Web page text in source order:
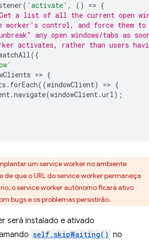
( 'activate' , () => {
a list of all the current open
worker's control, and force them to
any open windows/tabs as
activates, rather than users
({
=> {
. forEach((windowClient) => {
.navigate(windowClient.url);
um service worker no ambiente
que o URL do service worker permaneça
o service worker autônomo ficará ativo
bugs e os problemas persistirão.
será instalado e ativado
self.skipWaiting() no